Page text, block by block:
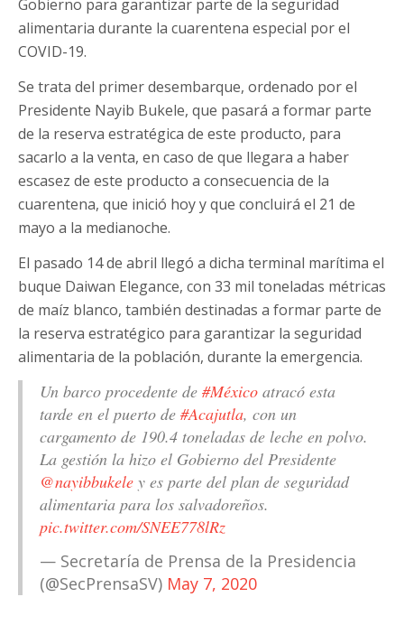
Gobierno para garantizar parte de la seguridad
alimentaria durante la cuarentena especial por el
COVID-19.
Se trata del primer desembarque, ordenado por el
Presidente Nayib Bukele, que pasará a formar parte
de la reserva estratégica de este producto, para
sacarlo a la venta, en caso de que llegara a haber
escasez de este producto a consecuencia de la
cuarentena, que inició hoy y que concluirá el 21 de
mayo a la medianoche.
El pasado 14 de abril llegó a dicha terminal marítima el
buque Daiwan Elegance, con 33 mil toneladas métricas
de maíz blanco, también destinadas a formar parte de
la reserva estratégico para garantizar la seguridad
alimentaria de la población, durante la emergencia.
Un barco procedente de #México atracó esta
tarde en el puerto de #Acajutla, con un
cargamento de 190.4 toneladas de leche en polvo.
La gestión la hizo el Gobierno del Presidente
@nayibbukele y es parte del plan de seguridad
alimentaria para los salvadoreños.
pic.twitter.com/SNEE778lRz
— Secretaría de Prensa de la Presidencia
(@SecPrensaSV) May 7, 2020